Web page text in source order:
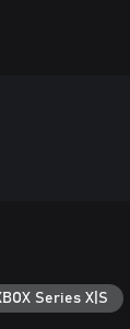
Series X|S